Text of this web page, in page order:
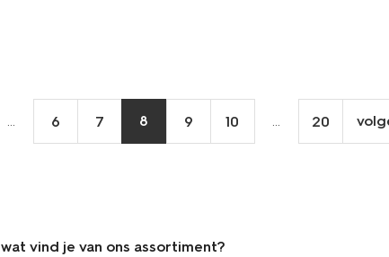
... 6 7 8 9 10 ... 20
wat vind je van ons assortiment?